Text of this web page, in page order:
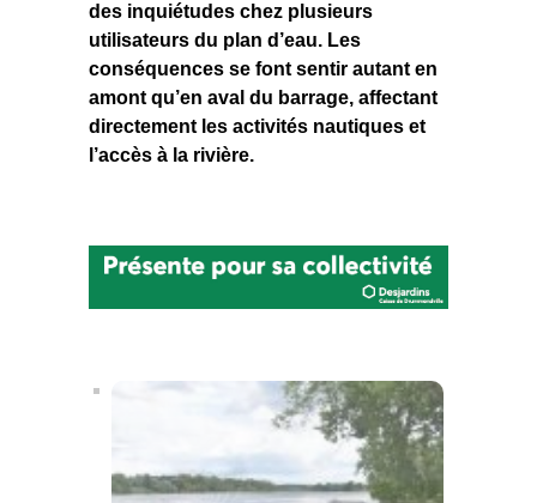
des inquiétudes chez plusieurs
utilisateurs du plan d’eau. Les
conséquences se font sentir autant en
amont qu’en aval du barrage, affectant
directement les activités nautiques et
l’accès à la rivière.